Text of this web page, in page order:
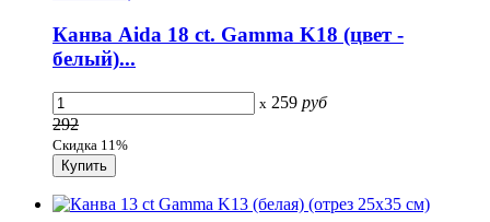
Канва Aida 18 сt. Gamma K18 (цвет -
белый)...
x 259 руб
292
Скидка 11%